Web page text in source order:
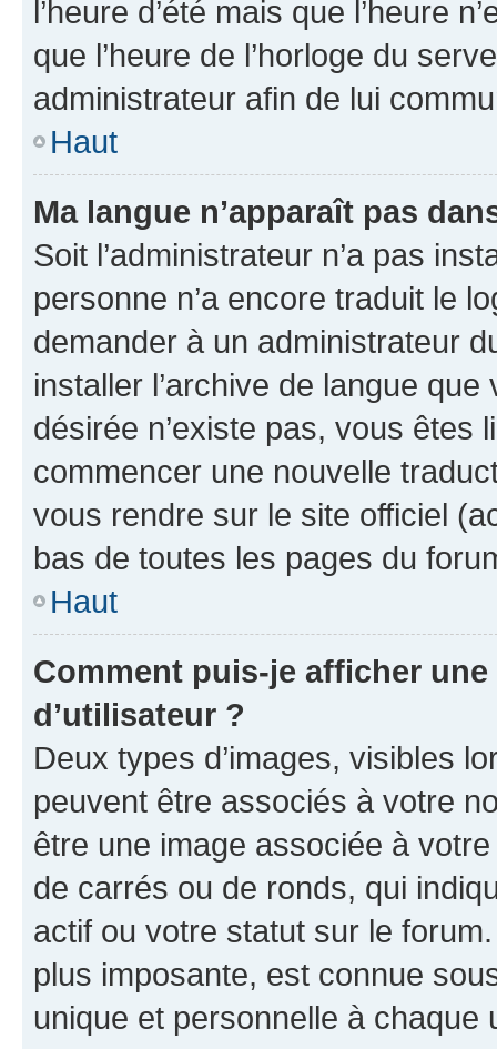
l’heure d’été mais que l’heure
que l’heure de l’horloge du
administrateur afin de lui
Haut
Ma langue n’apparaît pas
Soit l’administrateur n’a pas
personne n’a encore traduit le
demander à un administrateur
installer l’archive de langue
désirée n’existe pas, vous êtes
commencer une nouvelle
vous rendre sur le site officiel
bas de toutes les pages du
Haut
Comment puis-je afficher
d’utilisateur ?
Deux types d’images, visibles
peuvent être associés à votre
être une image associée à
de carrés ou de ronds, qui
actif ou votre statut sur le
plus imposante, est connue
unique et personnelle à chaque